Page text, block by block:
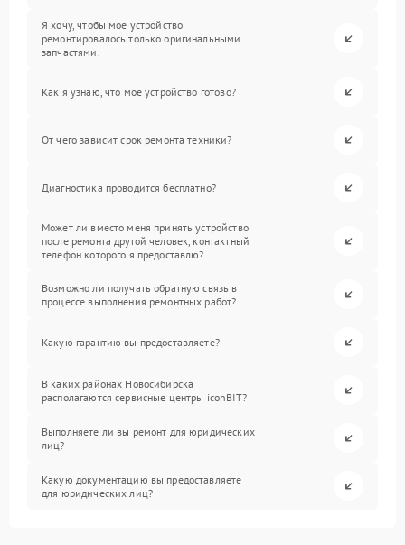
Я хочу, чтобы мое устройство
ремонтировалось только оригинальными
запчастями.
Как я узнаю, что мое устройство готово?
От чего зависит срок ремонта техники?
Диагностика проводится бесплатно?
Может ли вместо меня принять устройство
после ремонта другой человек, контактный
телефон которого я предоставлю?
Возможно ли получать обратную связь в
процессе выполнения ремонтных работ?
Какую гарантию вы предоставляете?
В каких районах Новосибирска
располагаются сервисные центры iconBIT?
Выполняете ли вы ремонт для юридических
лиц?
Какую документацию вы предоставляете
для юридических лиц?